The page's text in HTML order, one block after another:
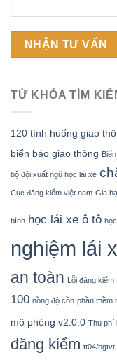
TỪ KHÓA TÌM
120 tình huống giao
biển báo giao thông
bộ đội xuất ngũ học lái xe
Cục đăng kiểm việt nam Gia
bình học lái xe ô tô
nghiệm lái
an toàn
Lỗi đăng kiểm
100 nồng độ cồn phần mềm
mô phỏng v2.0.0 Thu phí
đăng kiểm tt04/bgtvt